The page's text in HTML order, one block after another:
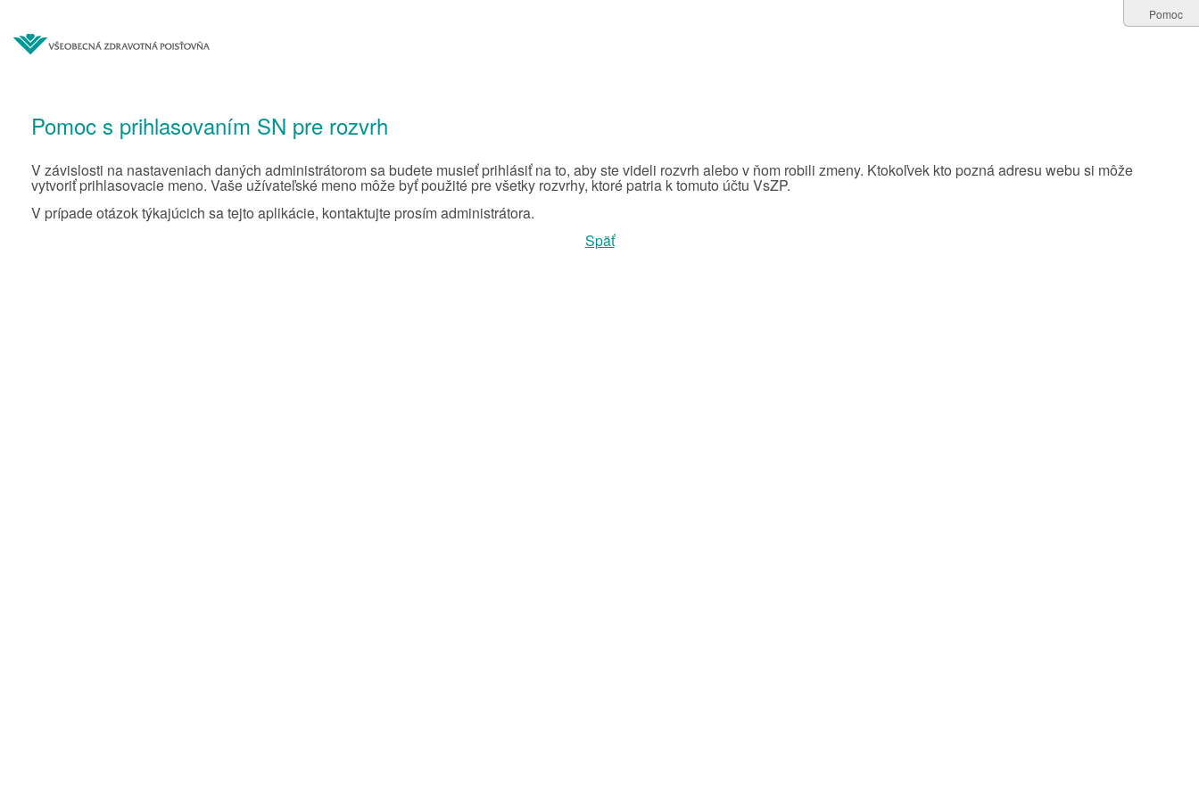
Pomoc
Pomoc s prihlasovaním SN pre rozvrh
V závislosti na nastaveniach daných administrátorom sa budete musieť prihlásiť na to, aby ste videli rozvrh alebo v ňom robili zmeny. Ktokoľvek kto pozná adresu webu si môže
vytvoriť prihlasovacie meno. Vaše užívateľské meno môže byť použité pre všetky rozvrhy, ktoré patria k tomuto účtu VsZP.
V prípade otázok týkajúcich sa tejto aplikácie, kontaktujte prosím administrátora.
Späť